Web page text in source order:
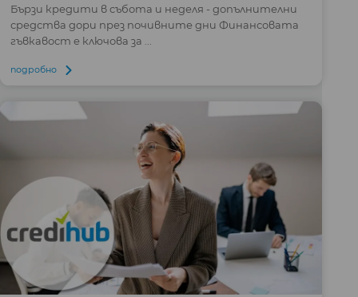
Бързи кредити в събота и неделя - допълнителни
средства дори през почивните дни Финансовата
гъвкавост е ключова за ...
подробно